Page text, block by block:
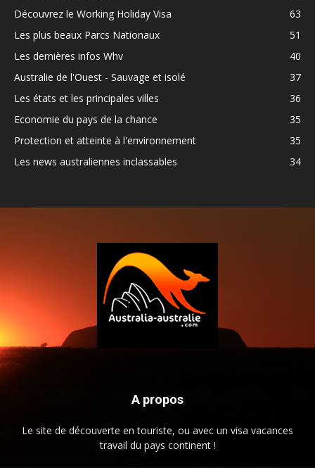
Découvrez le Working Holiday Visa
63
Les plus beaux Parcs Nationaux
51
Les dernières infos Whv
40
Australie de l'Ouest - Sauvage et isolé
37
Les états et les principales villes
36
Economie du pays de la chance
35
Protection et atteinte à l'environnement
35
Les news australiennes inclassables
34
A propos
Le site de découverte en touriste, ou avec un visa vacances
travail du pays continent !